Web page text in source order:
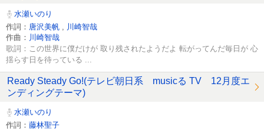
水瀬いのり
作詞： 唐沢美帆
川崎智哉
作曲： 川崎智哉
歌詞：この世界に僕だけが 取り残されたようだよ 転がってんだ毎日が 心
揺らす日を待っている ...
Ready Steady Go!(テレビ朝日系 musicる TV 12月度エ
ンディングテーマ)
水瀬いのり
作詞： 藤林聖子